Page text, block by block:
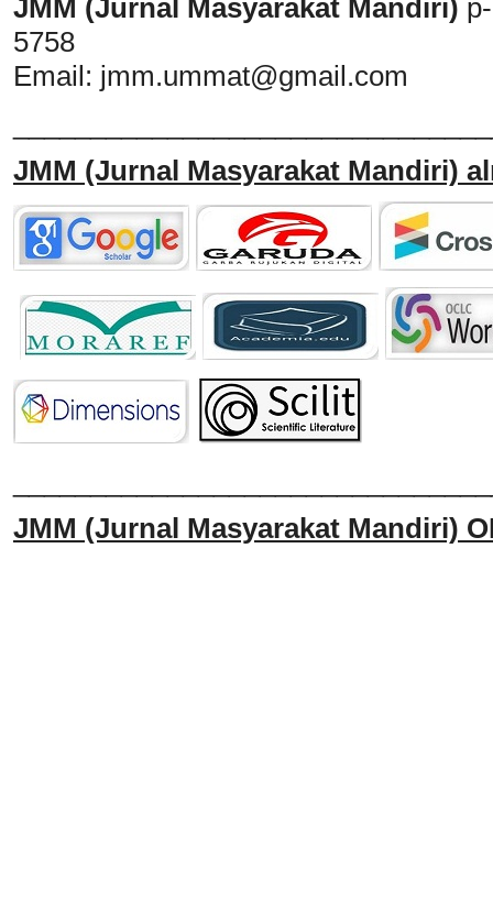
JMM (Jurnal Masyarakat Mandiri)
5758
Email: jmm.ummat@gmail.com
JMM (Jurnal Masyarakat Mandiri)
JMM (Jurnal Masyarakat Mandiri)